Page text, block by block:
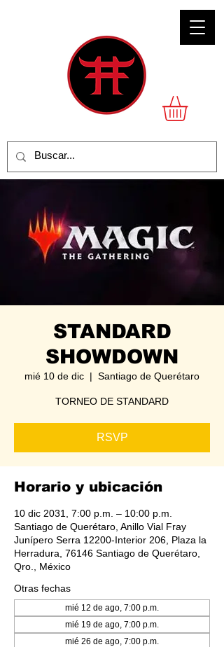
STANDARD
SHOWDOWN
mié 10 de dic
  |
Santiago de Querétaro
TORNEO DE STANDARD
RSVP
Horario y ubicación
10 dic 2031, 7:00 p.m. – 10:00 p.m.
Santiago de Querétaro, Anillo Vial Fray
Junípero Serra 12200-Interior 206, Plaza la
Herradura, 76146 Santiago de Querétaro,
Qro., México
Otras fechas
mié 12 de ago, 7:00 p.m.
mié 19 de ago, 7:00 p.m.
mié 26 de ago, 7:00 p.m.